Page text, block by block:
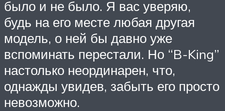
было и не было. Я вас уверяю,
будь на его месте любая другая
модель, о ней бы давно уже
вспоминать перестали. Но “B-King”
настолько неординарен, что,
однажды увидев, забыть его просто
невозможно.